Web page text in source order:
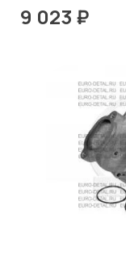
9 023 ₽